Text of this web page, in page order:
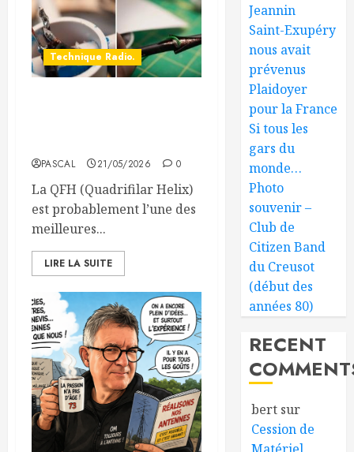
Technique Radio.
PASCAL 21/05/2026 0
La QFH (Quadrifilar Helix)
est probablement l’une des
meilleures...
LIRE LA SUITE
Jeannin
Saint-Exupéry
nous avait
prévenus
Plaidoyer
pour la France
Si tous les
gars du
monde…
Photo
souvenir –
Club de
Citizen Band
du Creusot
(début des
années 80)
RECENT
bert sur
Cession de